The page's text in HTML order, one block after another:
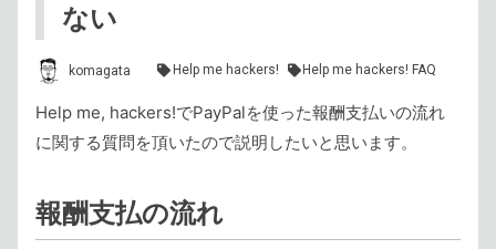
ない
komagata Help me hackers! Help me hackers! FAQ
Help me, hackers!でPayPalを使った報酬支払いの流れ
に関する質問を頂いたので説明したいと思います。
報酬支払の流れ